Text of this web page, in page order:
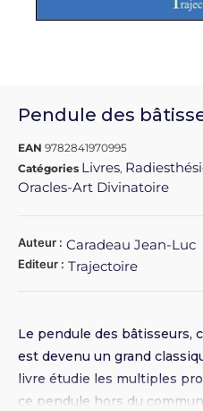
Pendule des
EAN 9782841970995
Catégories Livres,
Oracles-Art Divinatoire
Auteur : Caradeau Jean-Luc
Editeur : Trajectoire
Le pendule des bâtisseurs,
est devenu un grand
livre étudie les multiples
ce pendule hors du